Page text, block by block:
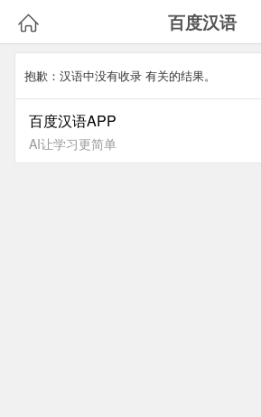
 百度汉语
抱歉：汉语中没有收录 有关的结果。
百度汉语APP
AI让学习更简单